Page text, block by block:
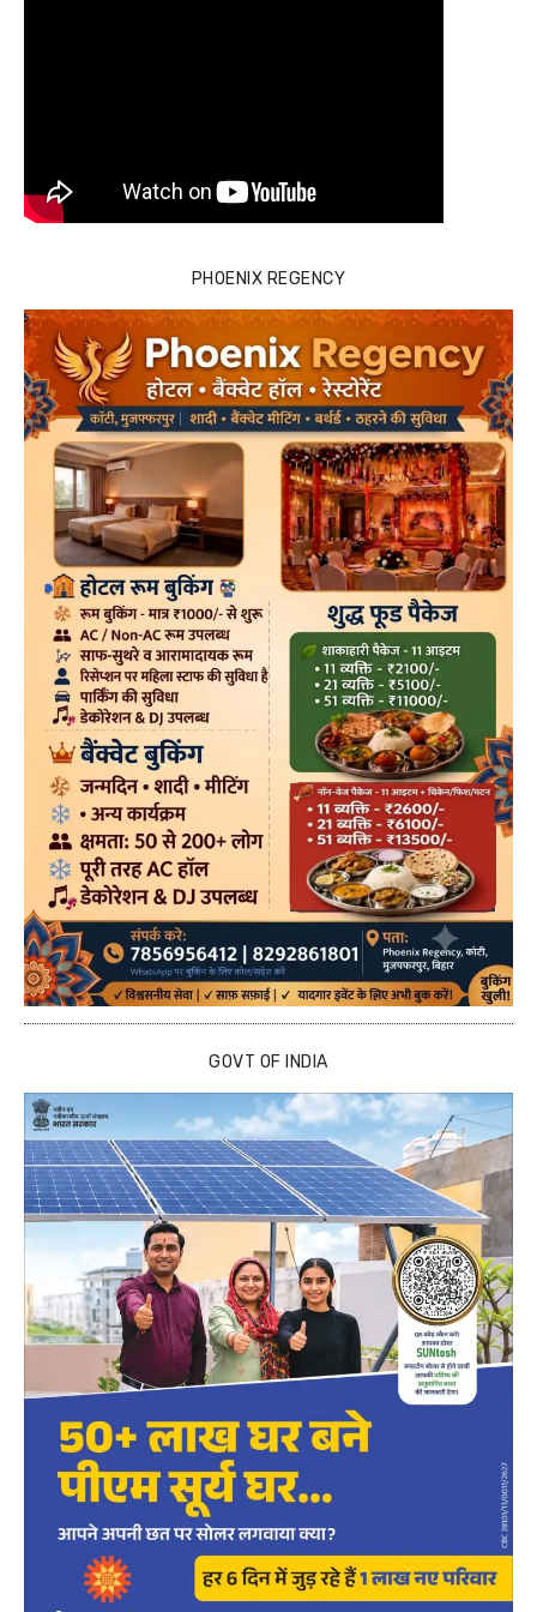
PHOENIX REGENCY
GOVT OF INDIA